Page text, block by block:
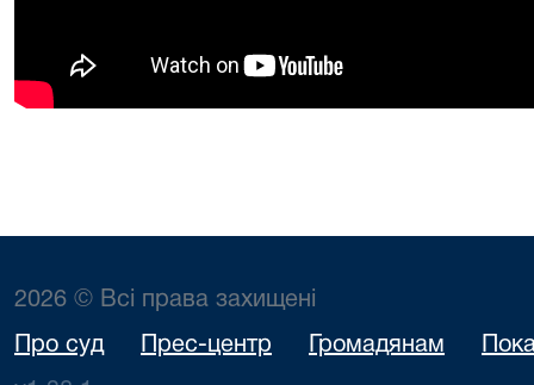
2026 © Всі права захищені
Про суд Прес-центр Громадянам